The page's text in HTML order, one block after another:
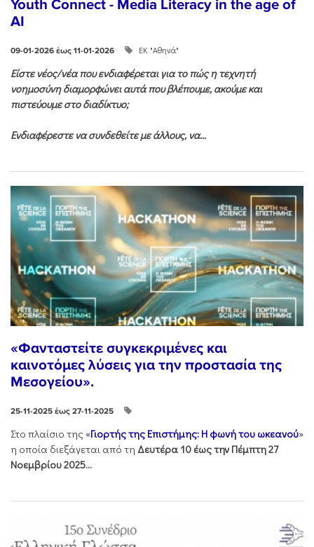
Youth Connect - Media Literacy in the age of
AI
09-01-2026 έως 11-01-2026 ΕΚ "Αθηνά"
Είστε νέος/νέα που ενδιαφέρεται για το πώς η τεχνητή
νοημοσύνη διαμορφώνει αυτά που βλέπουμε, ακούμε και
πιστεύουμε στο διαδίκτυο;
Ενδιαφέρεστε να συνδεθείτε με άλλους, να...
«Φανταστείτε συγκεκριμένες και
καινοτόμες λύσεις για την προστασία της
Μεσογείου».
25-11-2025 έως 27-11-2025
Στo πλαίσιo της «Γιορτής της Επιστήμης: Η φωνή του ωκεανού»
η οποία διεξάγεται από τη Δευτέρα 10 έως την Πέμπτη 27
Νοεμβρίου 2025...